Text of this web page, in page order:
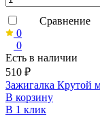
Сравнение
0
0
Есть в наличии
510 ₽
Зажигалка Крутой
В корзину
В 1 клик